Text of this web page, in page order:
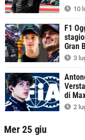
10
F1
Gran
3
di
2
Mer 25 giu